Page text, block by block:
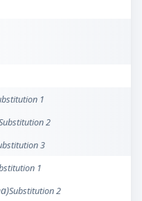
1
2
3
1
Substitution 2